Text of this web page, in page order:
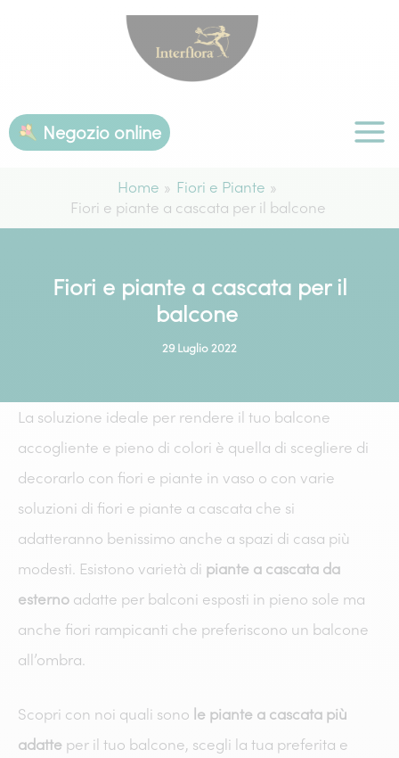
Negozio online
Home
Fiori e Piante
Fiori e piante a cascata per il balcone
Fiori e piante a cascata per il
balcone
29 Luglio 2022
La soluzione ideale per rendere il tuo balcone
accogliente e pieno di colori è quella di scegliere di
decorarlo con fiori e piante in vaso o con varie
soluzioni di fiori e piante a cascata che si
adatteranno benissimo anche a spazi di casa più
modesti. Esistono varietà di piante a cascata da
esterno adatte per balconi esposti in pieno sole ma
anche fiori rampicanti che preferiscono un balcone
all’ombra.
Scopri con noi quali sono le piante a cascata più
adatte per il tuo balcone, scegli la tua preferita e